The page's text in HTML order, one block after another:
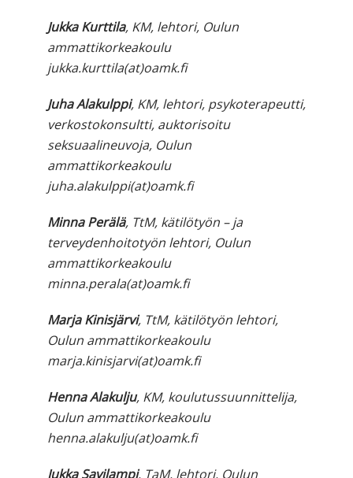
Jukka Kurttila, KM, lehtori, Oulun
ammattikorkeakoulu
jukka.kurttila(at)oamk.fi
Juha Alakulppi, KM, lehtori, psykoterapeutti,
verkostokonsultti, auktorisoitu
seksuaalineuvoja, Oulun
ammattikorkeakoulu
juha.alakulppi(at)oamk.fi
Minna Perälä, TtM, kätilötyön – ja
terveydenhoitotyön lehtori, Oulun
ammattikorkeakoulu
minna.perala(at)oamk.fi
Marja Kinisjärvi, TtM, kätilötyön lehtori,
Oulun ammattikorkeakoulu
marja.kinisjarvi(at)oamk.fi
Henna Alakulju, KM, koulutussuunnittelija,
Oulun ammattikorkeakoulu
henna.alakulju(at)oamk.fi
Jukka Savilampi, TaM, lehtori, Oulun